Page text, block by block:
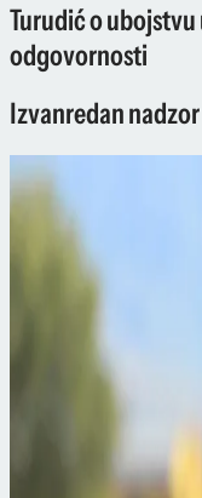
Turudić o ubojstvu
odgovornosti
Izvanredan